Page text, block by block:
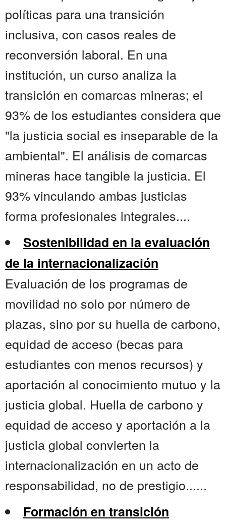
políticas para una transición
inclusiva, con casos reales de
reconversión laboral. En una
institución, un curso analiza la
transición en comarcas mineras; el
93% de los estudiantes considera que
"la justicia social es inseparable de la
ambiental". El análisis de comarcas
mineras hace tangible la justicia. El
93% vinculando ambas justicias
forma profesionales integrales....
Sostenibilidad en la evaluación
de la internacionalización
Evaluación de los programas de
movilidad no solo por número de
plazas, sino por su huella de carbono,
equidad de acceso (becas para
estudiantes con menos recursos) y
aportación al conocimiento mutuo y la
justicia global. Huella de carbono y
equidad de acceso y aportación a la
justicia global convierten la
internacionalización en un acto de
responsabilidad, no de prestigio......
Formación en transición